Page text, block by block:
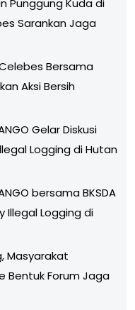
Punggung Kuda di
Sarankan Jaga
Bersama
Aksi Bersih
Gelar Diskusi
Logging di Hutan
bersama BKSDA
Illegal Logging di
Masyarakat
Bentuk Forum Jaga